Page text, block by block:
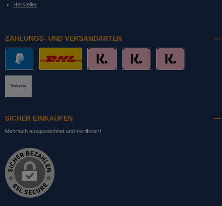
Hersteller
ZAHLUNGS- UND VERSANDARTEN
Vorkasse
SICHER EINKAUFEN
Mehrfach ausgezeichnet und zertifiziert!